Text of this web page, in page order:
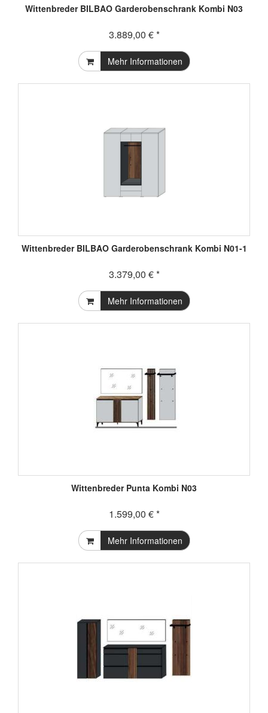
Wittenbreder BILBAO Garderobenschrank Kombi N03
3.889,00 € *
Mehr Informationen
Wittenbreder BILBAO Garderobenschrank Kombi N01-1
3.379,00 € *
Mehr Informationen
Wittenbreder Punta Kombi N03
1.599,00 € *
Mehr Informationen